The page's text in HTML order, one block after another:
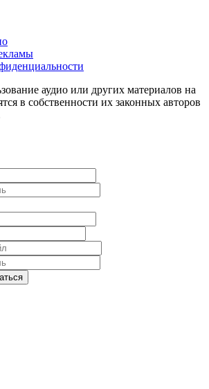
аудио или других материалов на
в собственности их законных авторов